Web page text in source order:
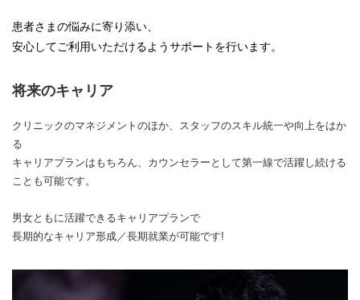
患者さまの悩みに寄り添い、
安心してご利用いただけるようサポートを行います。
将来のキャリア
クリニックのマネジメントのほか、スタッフのスキル統一や向上をはか
る
キャリアプランはもちろん、カウンセラーとして第一線で活躍し続ける
ことも可能です。
男女ともに活躍できるキャリアプランで
長期的なキャリア形成／長期就業が可能です!